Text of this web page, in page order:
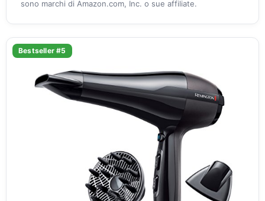
sono marchi di Amazon.com, Inc. o sue affiliate.
Bestseller #5